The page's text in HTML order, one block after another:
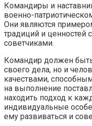
Командиры и
военно-
Они являются
традиций и ценностей
советчиками.
Командир должен
своего дела, но и
качествами,
на выполнение
находить подход к
индивидуальные
ему развиваться и